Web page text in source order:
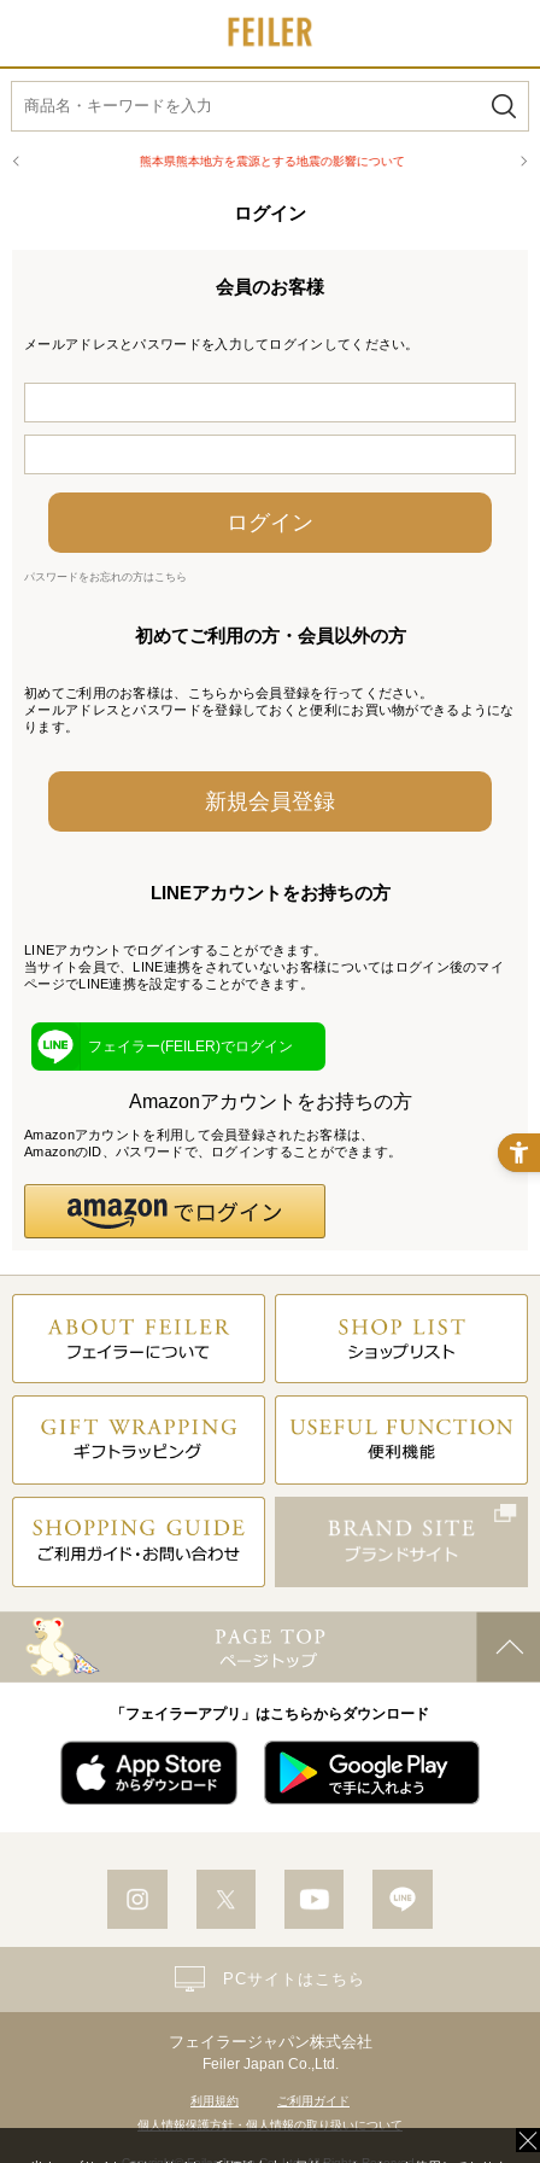
熊本県熊本地方を震源とする地震の影響について
ログイン
会員のお客様
メールアドレスとパスワードを入力してログインしてください。
パスワードをお忘れの方はこちら
初めてご利用の方・会員以外の方
初めてご利用のお客様は、こちらから会員登録を行ってください。
メールアドレスとパスワードを登録しておくと便利にお買い物ができるようにな
ります。
LINEアカウントをお持ちの方
LINEアカウントでログインすることができます。
当サイト会員で、LINE連携をされていないお客様についてはログイン後のマイ
ページでLINE連携を設定することができます。
フェイラー(FEILER)でログイン
Amazonアカウントをお持ちの方
Amazonアカウントを利用して会員登録されたお客様は、
AmazonのID、パスワードで、ログインすることができます。
「フェイラーアプリ」はこちらからダウンロード
フェイラージャパン株式会社
Feiler Japan Co.,Ltd.
利用規約
ご利用ガイド
個人情報保護方針・個人情報の取り扱いについて
PCサイトはこちら